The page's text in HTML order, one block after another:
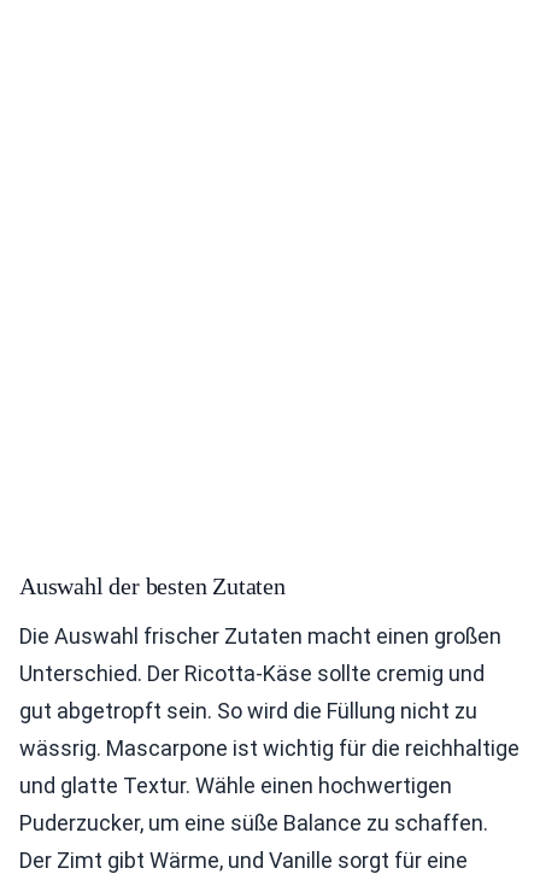
Auswahl der besten Zutaten
Die Auswahl frischer Zutaten macht einen großen
Unterschied. Der Ricotta-Käse sollte cremig und
gut abgetropft sein. So wird die Füllung nicht zu
wässrig. Mascarpone ist wichtig für die reichhaltige
und glatte Textur. Wähle einen hochwertigen
Puderzucker, um eine süße Balance zu schaffen.
Der Zimt gibt Wärme, und Vanille sorgt für eine